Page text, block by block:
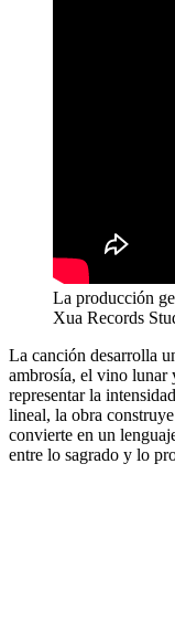
La producción
Xua Records
La canción desarrolla
ambrosía, el vino lunar
representar la
lineal, la obra
convierte en un
entre lo sagrado y lo